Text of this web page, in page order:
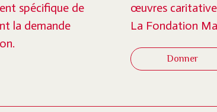
spécifique de
la demande
œuvres
La Fondation
Donner